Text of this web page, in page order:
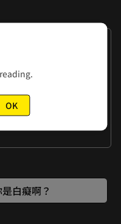
，又做了芋泥餅，還打
自銷●^ω^●。如果這篇
了…(｀ﾟДﾟ´)ゞ
品按讚支持，有幾分喜愛
白癡啊？
OK